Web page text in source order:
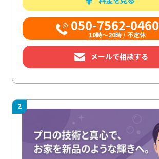
050-7562-0460
10時～20時 / 不定休
メールで相談する
2